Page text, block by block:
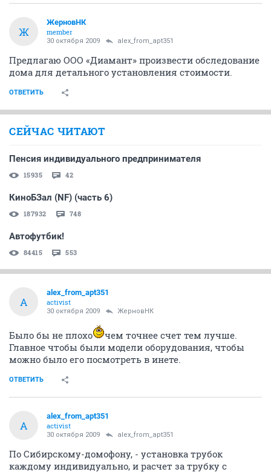
Ж
ЖерновНК
member
30 октября 2009 alex_from_apt351
Предлагаю ООО «Диамант» произвести обследование
дома для детального установления стоимости.
ОТВЕТИТЬ
СЕЙЧАС ЧИТАЮТ
Пенсия индивидуального предпринимателя
15935 42
КиноБЗал (NF) (часть 6)
187932 748
Автофутбик!
84415 553
A
alex_from_apt351
activist
30 октября 2009 ЖерновНК
Было бы не плохо
чем точнее счет тем лучше.
Главное чтобы были модели оборудования, чтобы
можно было его посмотреть в инете.
ОТВЕТИТЬ
A
alex_from_apt351
activist
30 октября 2009 alex_from_apt351
По Сибирскому-домофону, - установка трубок
каждому индивидуально, и расчет за трубку с